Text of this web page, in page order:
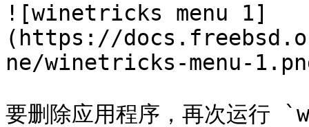
![winetricks menu 1]
(https://
ne/winetricks-menu-
要删除应用程序，再次运